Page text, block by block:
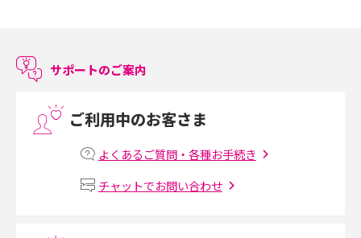
LINEで友だちを削除する方法は？方法ごとの影響や復活・復元する方法も
プリペイドSIMとは？種類やメリット・デメリット、利用までの流れを解説
サポートのご案内
ご利用中のお客さま
よくあるご質問・各種お手続き
チャットでお問い合わせ